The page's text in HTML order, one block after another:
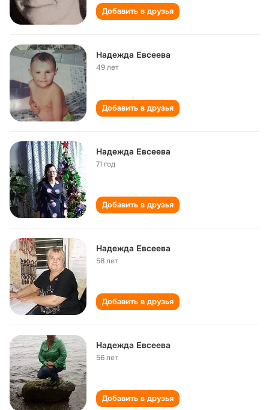
Добавить в друзья
Надежда Евсеева
49 лет
Добавить в друзья
Надежда Евсеева
71 год
Добавить в друзья
Надежда Евсеева
58 лет
Добавить в друзья
Надежда Евсеева
56 лет
Добавить в друзья